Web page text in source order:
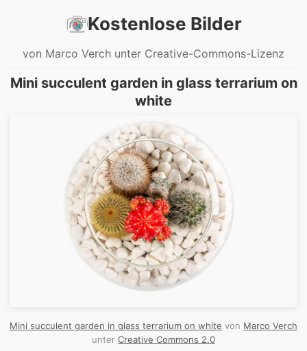
Kostenlose Bilder
von Marco Verch unter Creative-Commons-Lizenz
Mini succulent garden in glass terrarium on
white
Mini succulent garden in glass terrarium on white von Marco Verch
unter Creative Commons 2.0